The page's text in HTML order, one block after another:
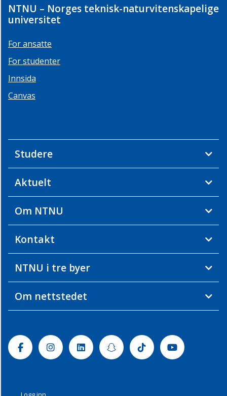
NTNU – Norges teknisk-naturvitenskapelige
universitet
For ansatte
For studenter
Innsida
Canvas
Studere
Aktuelt
Om NTNU
Kontakt
NTNU i tre byer
Om nettstedet
FacebookInstagramLinkedinSnapchatTiktok Youtube